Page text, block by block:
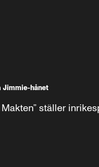
Jimmie-hånet
ställer